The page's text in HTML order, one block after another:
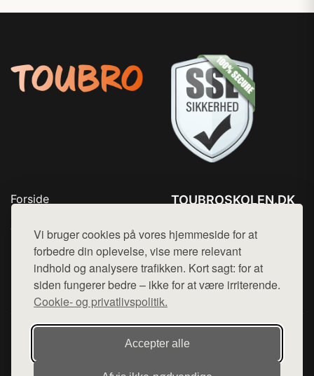
Vi bruger cookies på vores hjemmeside for at
forbedre din oplevelse, vise mere relevant
indhold og analysere trafikken. Kort sagt: for at
siden fungerer bedre – ikke for at være irriterende.
Cookie- og privatlivspolitik.
Accepter alle
Forside
Top Rabatter
Blog
Kontakt
TOUBROSKOLEN.DK
Mail: hej@want.dk
Cookie- og privatlivspolitik
Denne side er en del af want.dk, der udgiver en række
hjemmesider med præsentation af forskellige produkter fra
diverse webshops. Der sælges ikke varer fra denne side - vi